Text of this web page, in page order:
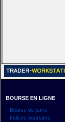
BOURSE EN LIGNE
Bourse de paris
Indices boursiers